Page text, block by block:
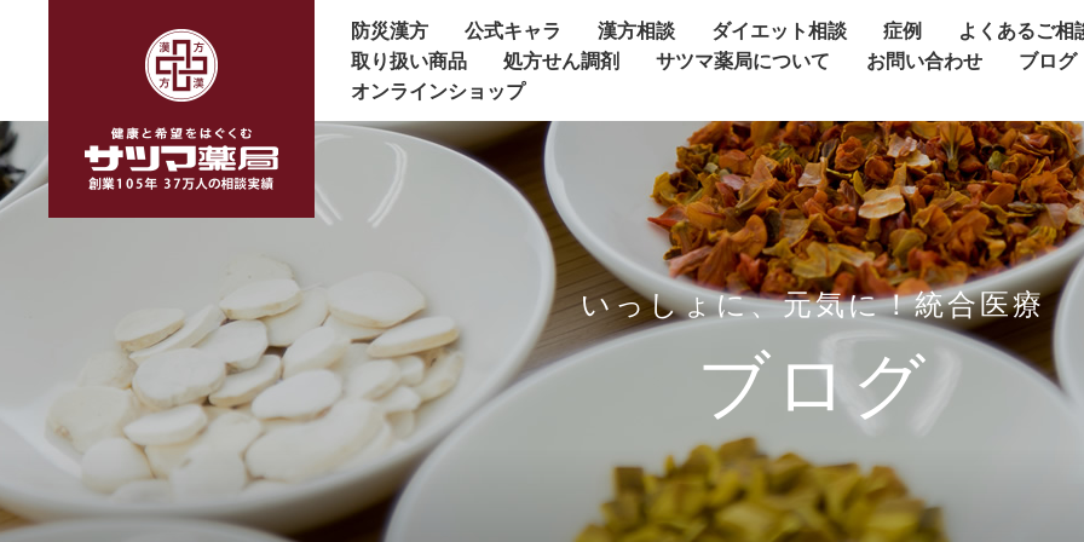
防災漢方 公式キャラ 漢方相談 ダイエット相談 症例
よくあるご相
取り扱い商品
処方せん調剤 サツマ薬局について お問い合わせ
ブログ
オンラインショップ
いっしょに、元気に！統合医療
ブログ